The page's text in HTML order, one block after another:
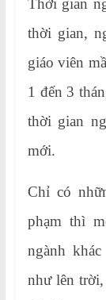
Thời gian
thời gian,
giáo viên
1 đến 3
thời gian
mới.
Chỉ có
phạm thì
ngành
như lên